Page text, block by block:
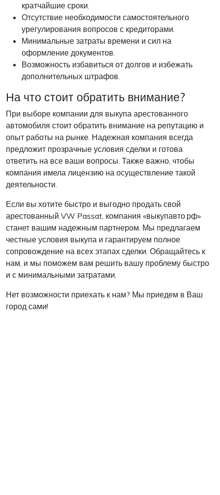
кратчайшие сроки.
Отсутствие необходимости самостоятельного
урегулирования вопросов с кредиторами.
Минимальные затраты времени и сил на
оформление документов.
Возможность избавиться от долгов и избежать
дополнительных штрафов.
На что стоит обратить внимание?
При выборе компании для выкупа арестованного
автомобиля стоит обратить внимание на репутацию и
опыт работы на рынке. Надежная компания всегда
предложит прозрачные условия сделки и готова
ответить на все ваши вопросы. Также важно, чтобы
компания имела лицензию на осуществление такой
деятельности.
Если вы хотите быстро и выгодно продать свой
арестованный VW Passat, компания «выкупавто.рф»
станет вашим надежным партнером. Мы предлагаем
честные условия выкупа и гарантируем полное
сопровождение на всех этапах сделки. Обращайтесь к
нам, и мы поможем вам решить вашу проблему быстро
и с минимальными затратами.
Нет возможности приехать к нам? Мы приедем в Ваш
город сами!